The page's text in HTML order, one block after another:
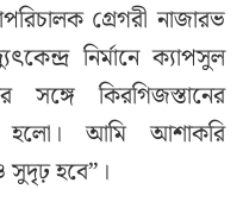
গ্রেগরী নাজারভ
নির্মানে ক্যাপসুল
কিরগিজস্তানের
হলো। আমি আশাকরি
হবে”।